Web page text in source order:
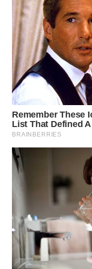
WN
MADURA
WN
SURABAYA
NATUNA
WN
BINTAN
MANDALIKA
WN
LABUANBAJO